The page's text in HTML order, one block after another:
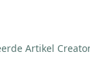
Artikel